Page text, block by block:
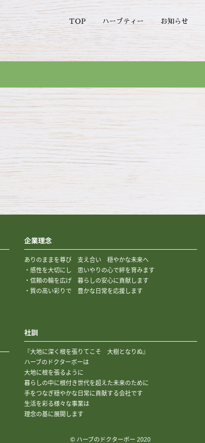
TOP ハーブティー お知らせ
企業理念
ありのままを尊び 支え合い 穏やかな未来へ
・感性を大切にし 思いやりの心で絆を育みます
・信頼の輪を広げ 暮らしの安心に貢献します
・質の高い彩りで 豊かな日常を応援します
社訓
『大地に深く根を張りてこそ 大樹となりぬ』
ハーブのドクターボーは
大地に根を張るように
暮らしの中に根付き世代を超えた未来のために
手をつなぎ穏やかな日常に貢献する会社です
生活を彩る様々な事業は
理念の基に展開します
© ハーブのドクターボー 2020